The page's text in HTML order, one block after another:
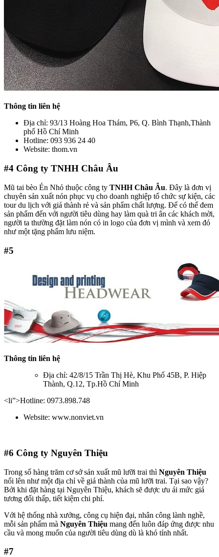
Thông tin liên hệ
Địa chỉ: 93/13 Hoàng Hoa Thám, P6, Q. Bình Thạnh,Thành
phố Hồ Chí Minh
Hotline: 093 936 24 40
Website: thom.vn
#4 Công ty TNHH Châu Âu
Mũ tai bèo Én Nhỏ thuộc công ty TNHH Châu Âu. Đây là đơn vị
chuyên sản xuất nón phục vụ cho doanh nghiệp tổ chức sự kiện, các
tour du lịch với giá thành rẻ và sản phẩm chất lượng. Để có thể đem
sản phẩm đến với người tiêu dùng hay làm quà tri ân các khách mời,
người ta thường đặt làm nón có in logo của đơn vị mình và xem đó
như một tặng phẩm lưu niệm.
#5
Thông tin liên hệ
Địa chỉ: 42/8/15 Trần Thị Hè, Khu Phố 45B, P. Hiệp
Thành, Q.12, Tp.Hồ Chí Minh
<li”>Hotline: 0973.898.748
Website: www.nonviet.vn
#6 Công ty Nguyên Thiệu
Trong số hàng trăm cơ sở sản xuất mũ lưỡi trai thì Nguyên Thiệu
nổi lên như một địa chỉ về giá thành của mũ lưỡi trai. Tại sao vậy?
Bởi khi đặt hàng tại Nguyên Thiệu, khách sẽ được ưu ái mức giá
tương đối thấp, tiết kiệm chi phí.
Với hệ thống nhà xưởng, công cụ hiện đại, nhân công lành nghề,
mỗi sản phẩm mà Nguyên Thiệu mang đến luôn đáp ứng được nhu
cầu và mong muốn của người tiêu dùng dù là khó tính nhất.
#7